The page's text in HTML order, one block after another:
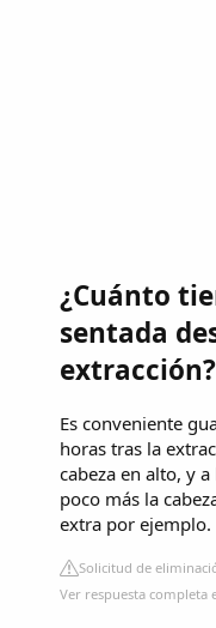
¿Cuánto
sentada
extracción?
Es conveniente
horas tras la
cabeza en alto, y
poco más la
extra por ejemplo.
Solicitud de
Ver respuesta completa